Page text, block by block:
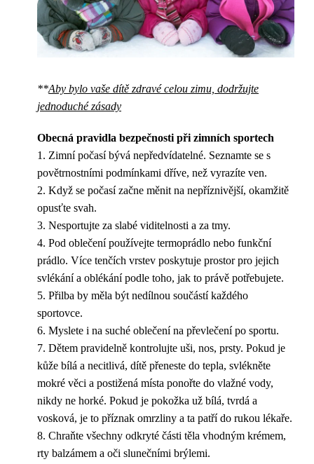
**Aby bylo vaše dítě zdravé celou zimu, dodržujte
jednoduché zásady
Obecná pravidla bezpečnosti při zimních sportech
1. Zimní počasí bývá nepředvídatelné. Seznamte se s
povětrnostními podmínkami dříve, než vyrazíte ven.
2. Když se počasí začne měnit na nepříznivější, okamžitě
opusťte svah.
3. Nesportujte za slabé viditelnosti a za tmy.
4. Pod oblečení používejte termoprádlo nebo funkční
prádlo. Více tenčích vrstev poskytuje prostor pro jejich
svlékání a oblékání podle toho, jak to právě potřebujete.
5. Přilba by měla být nedílnou součástí každého
sportovce.
6. Myslete i na suché oblečení na převlečení po sportu.
7. Dětem pravidelně kontrolujte uši, nos, prsty. Pokud je
kůže bílá a necitlivá, dítě přeneste do tepla, svlékněte
mokré věci a postižená místa ponořte do vlažné vody,
nikdy ne horké. Pokud je pokožka už bílá, tvrdá a
vosková, je to příznak omrzliny a ta patří do rukou lékaře.
8. Chraňte všechny odkryté části těla vhodným krémem,
rty balzámem a oči slunečními brýlemi.